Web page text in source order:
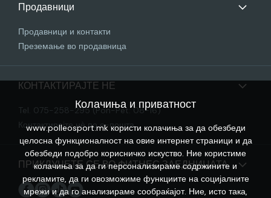
Продавници
Продавници и контакти
Преземање во продавница
КОНТАКТИРАЈТЕ НЕ
Tel. 075-258-295 (Pon-Pet: 08-16)
Контактирајте нѐ по е-пошта
ПРИКЛУЧЕТЕ СЕ ВО ФИТНЕС ЗАЕДНИЦАТА
Колачиња и приватност
www.polleosport.mk користи колачиња за да обезбеди
целосна функционалност на овие интернет страници и да
обезбеди подобро корисничко искуство. Ние користиме
колачиња за да ги персонализираме содржините и
рекламите, да ги овозможиме функциите на социјалните
мрежи и да го анализираме сообраќајот. Ние, исто така,